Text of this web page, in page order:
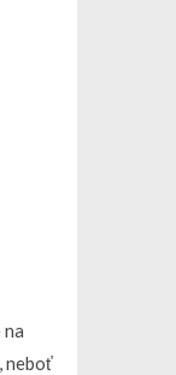
neboť